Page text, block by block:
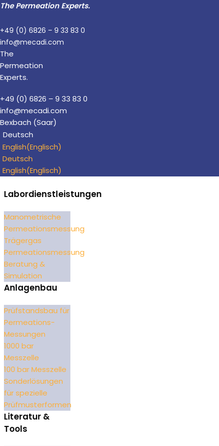
Zum
Inhalt
The Permeation Experts.
+49 (0) 6826 – 9 33 83 0
info@mecadi.com
The
Permeation
Experts.
+49 (0) 6826 – 9 33 83 0
info@mecadi.com
Bexbach (Saar)
Deutsch
English(Englisch)
Deutsch
English(Englisch)
Labordienstleistungen
Manometrische
Permeationsmessung
Trägergas
Permeationsmessung
Beratung &
Simulation
Anlagenbau
Prüfstandsbau für
Permeations-
Messungen
1000 bar
Messzelle
100 bar Messzelle
Sonderlösungen
für spezielle
Prüfmusterformen
Literatur &
Tools